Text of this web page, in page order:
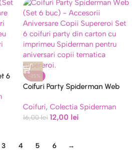
6
-25%
Coifuri Party Spiderman Web
Aniversare Copii Supereroi
Coifuri, Colectia Spiderman
16,00lei 12,00 lei
3 4 5 6 →